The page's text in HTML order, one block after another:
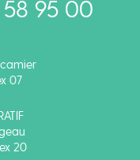
58 95 00
07
20